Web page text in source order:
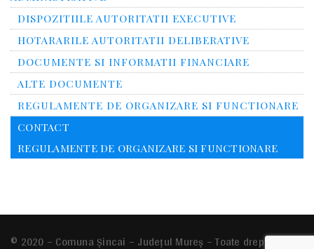
DISPOZITIILE AUTORITATII EXECUTIVE
HOTARARILE AUTORITATII DELIBERATIVE
DOCUMENTE SI INFORMATII FINANCIARE
ALTE DOCUMENTE
REGULAMENTE DE ORGANIZARE SI FUNCTIONARE
CONTACT
REGULAMENTE DE ORGANIZARE SI FUNCTIONARE
© 2020 – Comuna Şincai – Județul Mureș – Toate drepturile